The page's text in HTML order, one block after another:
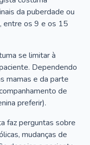
da puberdade ou
entre os 9 e os 15
se limitar à
Dependendo
mamas e da parte
de
preferir).
faz perguntas sobre
mudanças de